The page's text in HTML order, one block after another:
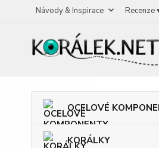
Návody & Inspirace Recenze
OCELOVÉ
KORÁLKY